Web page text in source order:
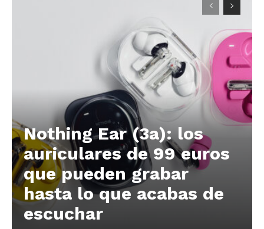
Nothing Ear (3a): los
auriculares de 99 euros
que pueden grabar
hasta lo que acabas de
escuchar